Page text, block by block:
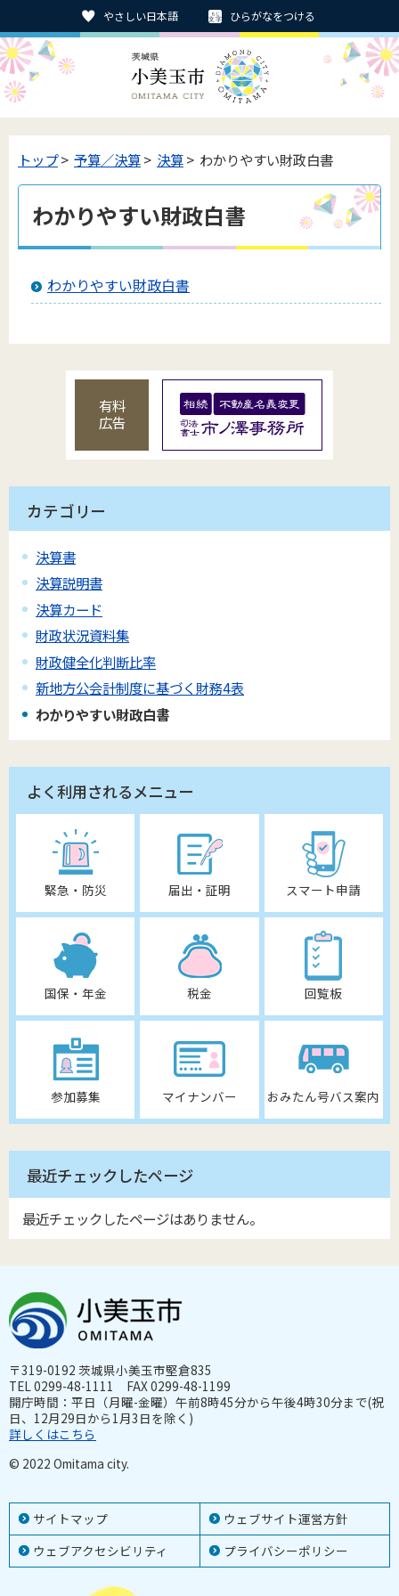
やさしい日本語 ひらがなをつける
トップ> 予算／決算> 決算> わかりやすい財政白書
わかりやすい財政白書
わかりやすい財政白書
有料
広告
カテゴリー
決算書
決算説明書
決算カード
財政状況資料集
財政健全化判断比率
新地方公会計制度に基づく財務4表
わかりやすい財政白書
よく利用されるメニュー
緊急・防災 届出・証明 スマート申請
国保・年金 税金 回覧板
参加募集 マイナンバー おみたん号バス案内
最近チェックしたページ
最近チェックしたページはありません。
サイトマップ
ウェブサイト運営方針
ウェブアクセシビリティ
プライバシーポリシー
〒319-0192 茨城県小美玉市堅倉835
TEL 0299-48-1111 FAX 0299-48-1199
開庁時間：平日（月曜-金曜）午前8時45分から午後4時30分まで(祝
日、12月29日から1月3日を除く)
詳しくはこちら
© 2022 Omitama city.